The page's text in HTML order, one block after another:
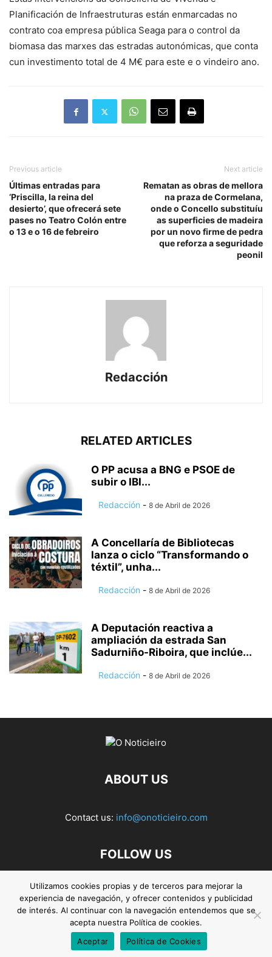
Planificación de Infraestruturas están enmarcadas no
contrato coa empresa pública Seaga para o control da
biomasa das marxes das estradas autonómicas, que conta
cun investimento total de 4 M€ para este e o vindeiro ano.
Previous article
Últimas entradas para
‘Priscilla, la reina del
desierto’, que ofrecerá sete
pases no Teatro Colón entre
o 13 e o 16 de febreiro
Next article
Rematan as obras de mellora
na praza de Cormelana,
onde o Concello substituíu
as superficies de madeira
por un novo firme de pedra
que reforza a seguridade
peonil
Redacción
RELATED ARTICLES
O PP acusa a BNG e PSOE de
subir o IBI...
Redacción - 8 de Abril de 2026
A Concellaría de Bibliotecas
lanza o ciclo “Transformando o
téxtil”, unha...
Redacción - 8 de Abril de 2026
A Deputación reactiva a
ampliación da estrada San
Sadurniño-Riboira, que inclúe...
Redacción - 8 de Abril de 2026
ABOUT US
Contact us: info@onoticieiro.com
FOLLOW US
© 2026. O Noticieiro
Utilizamos cookies propias y de terceros para mejorar la
experiencia de navegación, y ofrecer contenidos y publicidad
de interés. Al continuar con la navegación entendemos que se
acepta nuestra Política de cookies.
Aceptar
Política de Cookies